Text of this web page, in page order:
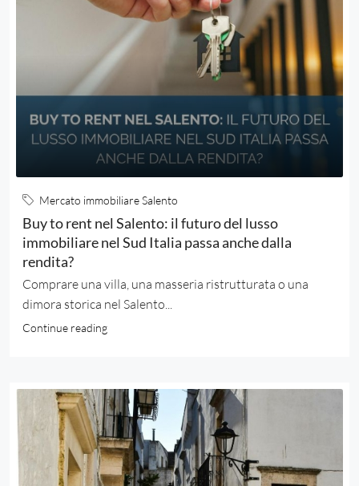
Mercato immobiliare Salento
Buy to rent nel Salento: il futuro del lusso
immobiliare nel Sud Italia passa anche dalla
rendita?
Comprare una villa, una masseria ristrutturata o una
dimora storica nel Salento...
Continue reading